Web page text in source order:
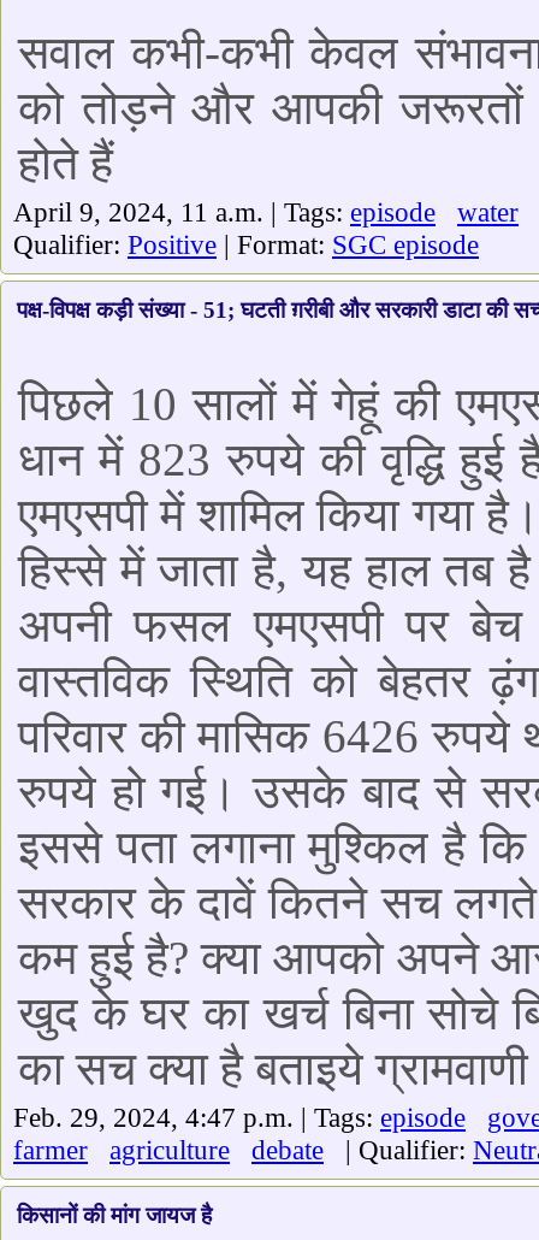
सवाल कभी-कभी केवल
को तोड़ने और आपकी जरूरतों
होते हैं
April 9, 2024, 11 a.m. | Tags: episode
water
Qualifier: Positive | Format: SGC episode
पक्ष-विपक्ष कड़ी संख्या - 51; घटती ग़रीबी और सरकारी डाटा की
पिछले 10 सालों में गेहूं की
धान में 823 रुपये की वृद्धि
एमएसपी में शामिल किया गया
हिस्से में जाता है, यह हाल तब
अपनी फसल एमएसपी पर
वास्तविक स्थिति को
परिवार की मासिक 6426
रुपये हो गई। उसके बाद से
इससे पता लगाना मुश्किल है कि
सरकार के दावें कितने सच लगते
कम हुई है? क्या आपको अपने
खुद के घर का खर्च बिना सोचे
का सच क्या है बताइये
Feb. 29, 2024, 4:47 p.m. | Tags: episode
farmer
agriculture debate | Qualifier:
किसानों की मांग जायज है